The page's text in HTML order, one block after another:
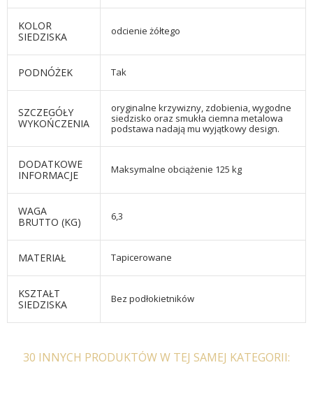
KOLOR
SIEDZISKA
odcienie żółtego
PODNÓŻEK Tak
SZCZEGÓŁY
WYKOŃCZENIA
oryginalne krzywizny, zdobienia, wygodne
siedzisko oraz smukła ciemna metalowa
podstawa nadają mu wyjątkowy design.
DODATKOWE
INFORMACJE
Maksymalne obciążenie 125 kg
WAGA
BRUTTO (KG)
6,3
MATERIAŁ Tapicerowane
KSZTAŁT
SIEDZISKA
Bez podłokietników
30 INNYCH PRODUKTÓW W TEJ SAMEJ KATEGORII: